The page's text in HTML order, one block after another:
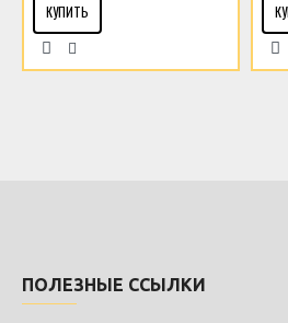
КУПИТЬ
ПОЛЕЗНЫЕ ССЫЛКИ